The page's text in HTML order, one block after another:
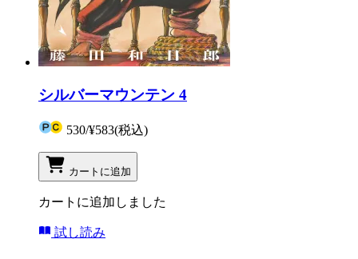
シルバーマウンテン 4
530/¥583(税込)
カートに追加
カートに追加しました
試し読み